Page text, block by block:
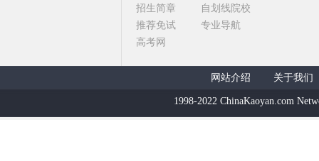
招生简章
推荐免试
高考网
自划线院校
专业导航
网站介绍 关于我们
1998-2022 ChinaKaoyan.com